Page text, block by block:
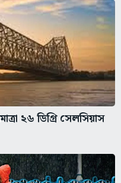
২৬ ডিগ্রি সেলসিয়াস